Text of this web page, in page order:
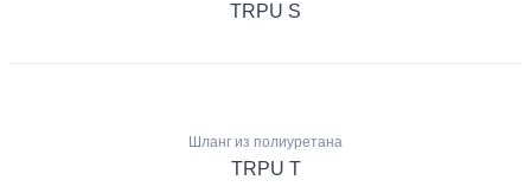
TRPU S
Шланг из полиуретана
TRPU T